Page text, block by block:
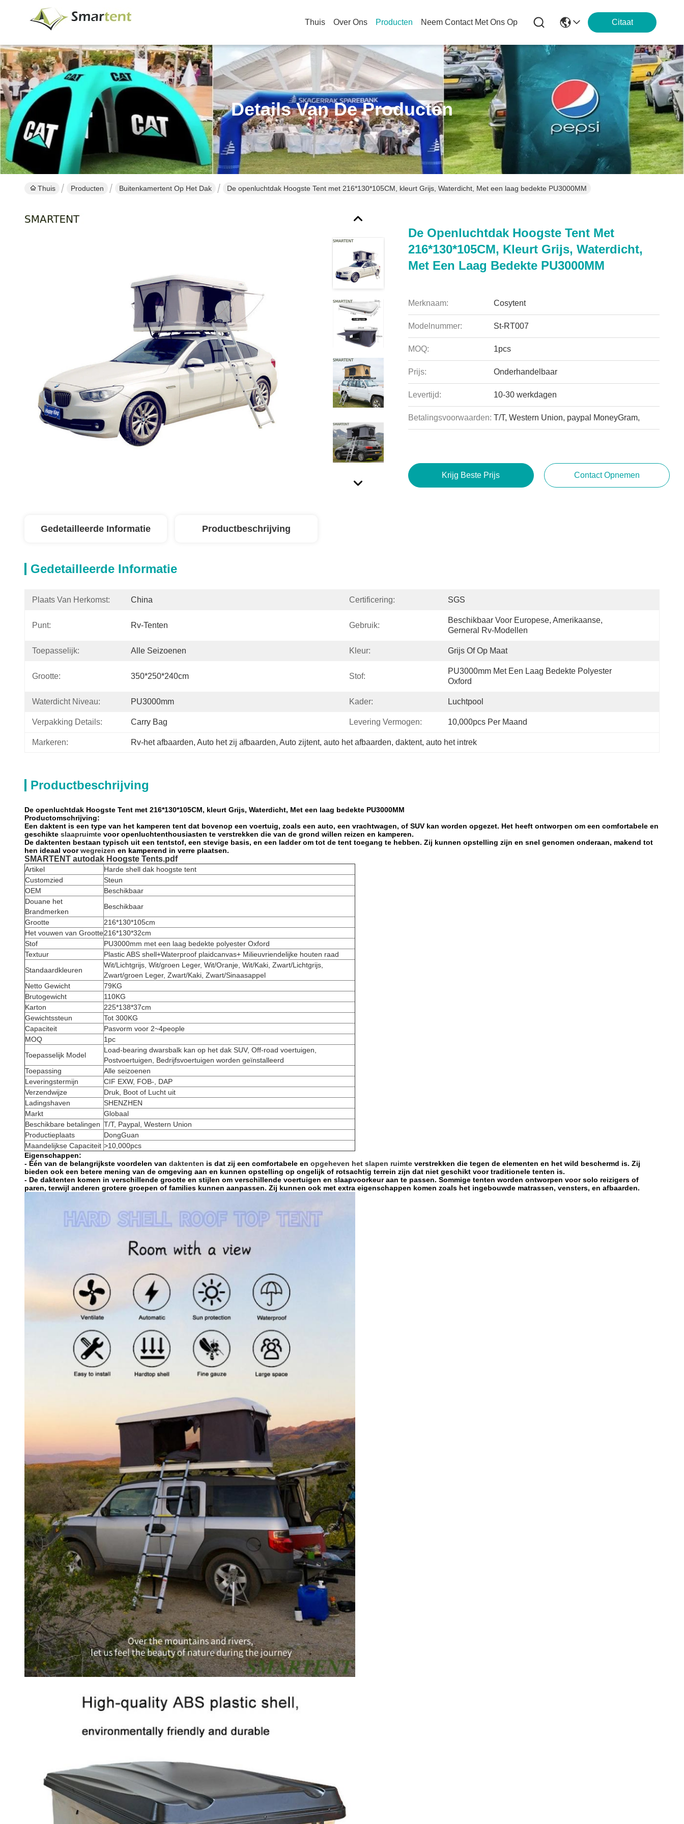
Thuis Over Ons Producten Neem Contact Met Ons Op Citaat
Details Van De Producten
Thuis Producten Buitenkamertent Op Het Dak De openluchtdak Hoogste Tent met 216*130*105CM, kleurt Grijs, Waterdicht, Met een laag bedekte PU3000MM
De Openluchtdak Hoogste Tent Met
216*130*105CM, Kleurt Grijs, Waterdicht,
Met Een Laag Bedekte PU3000MM
Merknaam: Cosytent
Modelnummer: St-RT007
MOQ: 1pcs
Prijs: Onderhandelbaar
Levertijd: 10-30 werkdagen
Betalingsvoorwaarden: T/T, Western Union, paypal MoneyGram,
Krijg Beste Prijs Contact Opnemen
Gedetailleerde Informatie Productbeschrijving
Gedetailleerde Informatie
Plaats Van Herkomst: China Certificering: SGS
Punt: Rv-Tenten Gebruik:
Beschikbaar Voor Europese, Amerikaanse,
Gerneral Rv-Modellen
Toepasselijk: Alle Seizoenen Kleur: Grijs Of Op Maat
Grootte: 350*250*240cm Stof:
PU3000mm Met Een Laag Bedekte Polyester
Oxford
Waterdicht Niveau: PU3000mm Kader: Luchtpool
Verpakking Details: Carry Bag Levering Vermogen: 10,000pcs Per Maand
Markeren: Rv-het afbaarden, Auto het zij afbaarden, Auto zijtent, auto het afbaarden, daktent, auto het intrek
Productbeschrijving
De openluchtdak Hoogste Tent met 216*130*105CM, kleurt Grijs, Waterdicht, Met een laag bedekte PU3000MM
Productomschrijving:
Een daktent is een type van het kamperen tent dat bovenop een voertuig, zoals een auto, een vrachtwagen, of SUV kan worden opgezet. Het heeft ontworpen om een comfortabele en
geschikte slaapruimte voor openluchtenthousiasten te verstrekken die van de grond willen reizen en kamperen.
De daktenten bestaan typisch uit een tentstof, een stevige basis, en een ladder om tot de tent toegang te hebben. Zij kunnen opstelling zijn en snel genomen onderaan, makend tot
hen ideaal voorwegreizen en kamperend in verre plaatsen.
SMARTENT autodak Hoogste Tents.pdf
Artikel
Harde shell dak hoogste tent
Customzied
Steun
OEM
Beschikbaar
Douane het
Brandmerken
Beschikbaar
Grootte
216*130*105cm
Het vouwen van Grootte216*130*32cm
Stof
PU3000mm met een laag bedekte polyester Oxford
Textuur
Plastic ABS shell+Waterproof plaidcanvas+ Milieuvriendelijke houten raad
Standaardkleuren
Wit/Lichtgrijs, Wit/groen Leger, Wit/Oranje, Wit/Kaki, Zwart/Lichtgrijs,
Zwart/groen Leger, Zwart/Kaki, Zwart/Sinaasappel
Netto Gewicht
79KG
Brutogewicht
110KG
Karton
225*138*37cm
Gewichtssteun
Tot 300KG
Capaciteit
Pasvorm voor 2~4people
MOQ
1pc
Toepasselijk Model
Load-bearing dwarsbalk kan op het dak SUV, Off-road voertuigen,
Postvoertuigen, Bedrijfsvoertuigen worden geïnstalleerd
Toepassing
Alle seizoenen
Leveringstermijn
CIF EXW, FOB-, DAP
Verzendwijze
Druk, Boot of Lucht uit
Ladingshaven
SHENZHEN
Markt
Globaal
Beschikbare betalingen T/T, Paypal, Western Union
Productieplaats
DongGuan
Maandelijkse Capaciteit >10,000pcs
Eigenschappen:
- Één van de belangrijkste voordelen van daktenten is dat zij een comfortabele en opgeheven het slapen ruimte verstrekken die tegen de elementen en het wild beschermd is. Zij
bieden ook een betere mening van de omgeving aan en kunnen opstelling op ongelijk of rotsachtig terrein zijn dat niet geschikt voor traditionele tenten is.
- De daktenten komen in verschillende grootte en stijlen om verschillende voertuigen en slaapvoorkeur aan te passen. Sommige tenten worden ontworpen voor solo reizigers of
paren, terwijl anderen grotere groepen of families kunnen aanpassen. Zij kunnen ook met extra eigenschappen komen zoals het ingebouwde matrassen, vensters, en afbaarden.